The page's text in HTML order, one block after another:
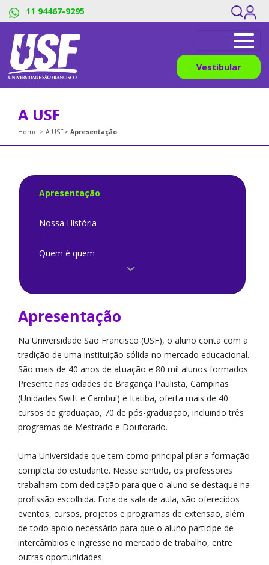
11 94467-9295
Vestibular
A USF
Home A USF Apresentação
Apresentação
Nossa História
Quem é quem
Apresentação
Na Universidade São Francisco (USF), o aluno conta com a
tradição de uma instituição sólida no mercado educacional.
São mais de 40 anos de atuação e 80 mil alunos formados.
Presente nas cidades de Bragança Paulista, Campinas
(Unidades Swift e Cambuí) e Itatiba, oferta mais de 40
cursos de graduação, 70 de pós-graduação, incluindo três
programas de Mestrado e Doutorado.
Uma Universidade que tem como principal pilar a formação
completa do estudante. Nesse sentido, os professores
trabalham com dedicação para que o aluno se destaque na
profissão escolhida. Fora da sala de aula, são oferecidos
eventos, cursos, projetos e programas de extensão, além
de todo apoio necessário para que o aluno participe de
intercâmbios e ingresse no mercado de trabalho, entre
outras oportunidades.